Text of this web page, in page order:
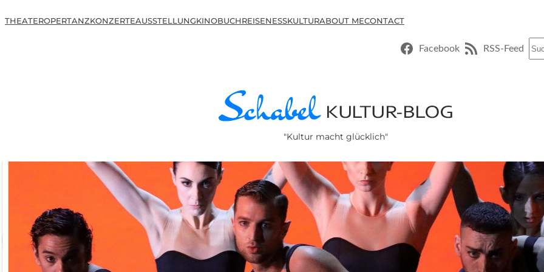
THEATEROPERTANZKONZERTEAUSSTELLUNGKINOBUCHREISENESSKULTURABOUT MECONTACT
Facebook RSS-Feed
"Kultur macht glücklich"